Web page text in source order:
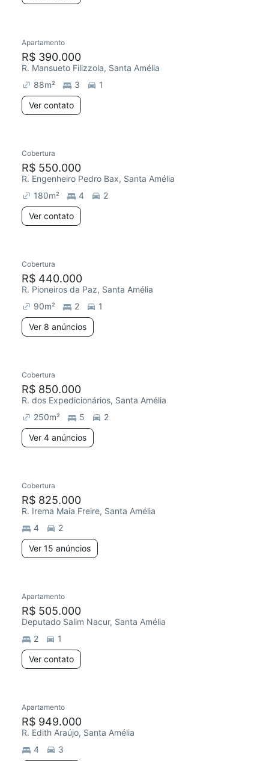
Redecorar
Apartamento
R$ 390.000
R. Mansueto Filizzola, Santa Amélia
88m² 3
1
Ver contato
Cobertura
R$ 550.000
R. Engenheiro Pedro Bax, Santa Amélia
180m² 4
2
Ver contato
Redecorar
Cobertura
R$ 440.000
R. Pioneiros da Paz, Santa Amélia
90m² 2
1
Ver 8 anúncios
Redecorar
Cobertura
R$ 850.000
R. dos Expedicionários, Santa Amélia
250m² 5
2
Ver 4 anúncios
Cobertura
R$ 825.000
R. Irema Maia Freire, Santa Amélia
4
2
Ver 15 anúncios
Redecorar
Apartamento
R$ 505.000
Deputado Salim Nacur, Santa Amélia
2
1
Ver contato
Redecorar
Apartamento
R$ 949.000
R. Edith Araújo, Santa Amélia
4
3